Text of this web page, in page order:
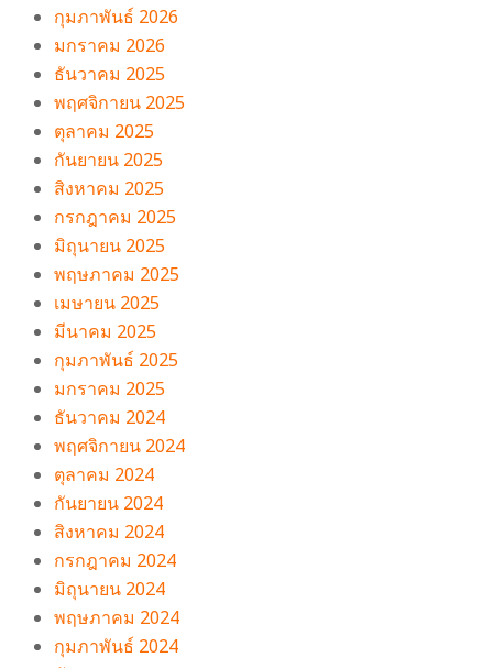
กุมภาพันธ์ 2026
มกราคม 2026
ธันวาคม 2025
พฤศจิกายน 2025
ตุลาคม 2025
กันยายน 2025
สิงหาคม 2025
กรกฎาคม 2025
มิถุนายน 2025
พฤษภาคม 2025
เมษายน 2025
มีนาคม 2025
กุมภาพันธ์ 2025
มกราคม 2025
ธันวาคม 2024
พฤศจิกายน 2024
ตุลาคม 2024
กันยายน 2024
สิงหาคม 2024
กรกฎาคม 2024
มิถุนายน 2024
พฤษภาคม 2024
กุมภาพันธ์ 2024